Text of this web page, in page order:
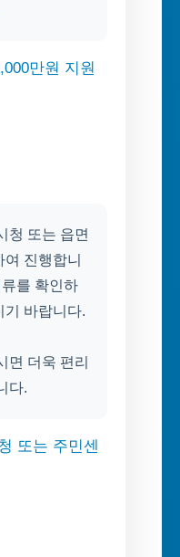
만원 지원
청 또는 읍면
진행합니
를 확인하
기 바랍니다.
면 더욱 편리
다.
또는 주민센